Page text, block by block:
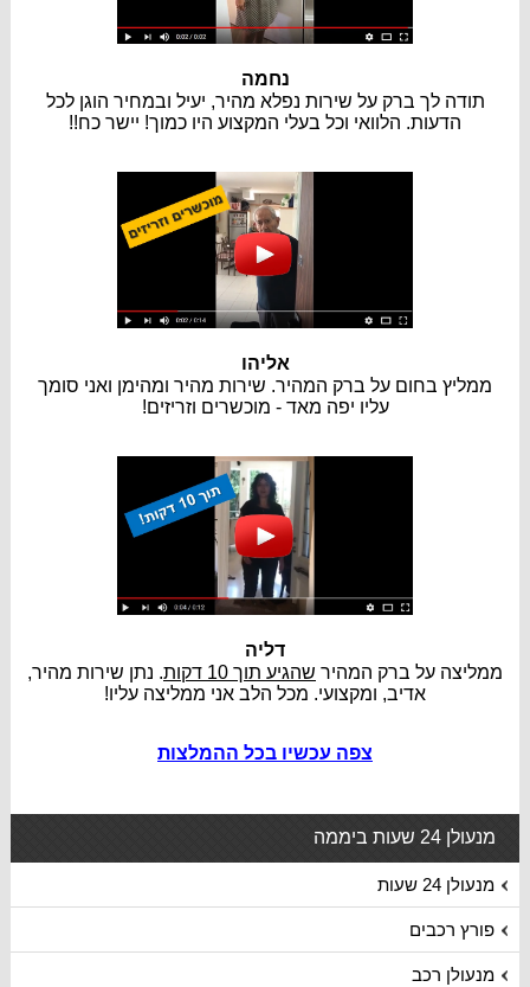
נחמה
תודה לך ברק על שירות נפלא מהיר, יעיל ובמחיר הוגן לכל
הדעות. הלוואי וכל בעלי המקצוע היו כמוך! יישר כח!!
אליהו
ממליץ בחום על ברק המהיר. שירות מהיר ומהימן ואני סומך
עליו יפה מאד - מוכשרים וזריזים!
דליה
ממליצה על ברק המהיר שהגיע תוך 10 דקות
. נתן שירות מהיר,
אדיב, ומקצועי. מכל הלב אני ממליצה עליו!
צפה עכשיו בכל ההמלצות
מנעולן 24 שעות ביממה
מנעולן 24 שעות
פורץ רכבים
מנעולן רכב